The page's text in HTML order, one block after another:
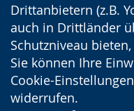
Drittanbietern (z.B.
auch in Drittländer
Schutzniveau
Sie können Ihre
Cookie-
widerrufen.